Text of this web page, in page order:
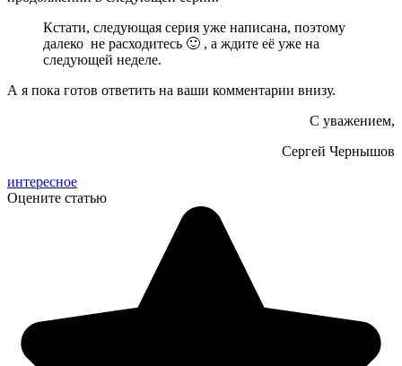
Кстати, следующая серия уже написана, поэтому
далеко не расходитесь 🙂 , а ждите её уже на
следующей неделе.
А я пока готов ответить на ваши комментарии внизу.
С уважением,
Сергей Чернышов
интересное
Оцените статью